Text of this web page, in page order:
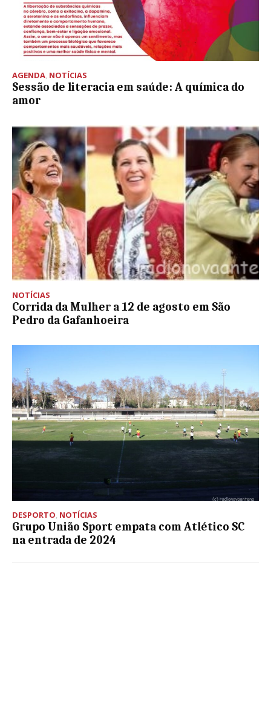
AGENDA, NOTÍCIAS
Sessão de literacia em saúde: A química do
amor
NOTÍCIAS
Corrida da Mulher a 12 de agosto em São
Pedro da Gafanhoeira
DESPORTO, NOTÍCIAS
Grupo União Sport empata com Atlético SC
na entrada de 2024